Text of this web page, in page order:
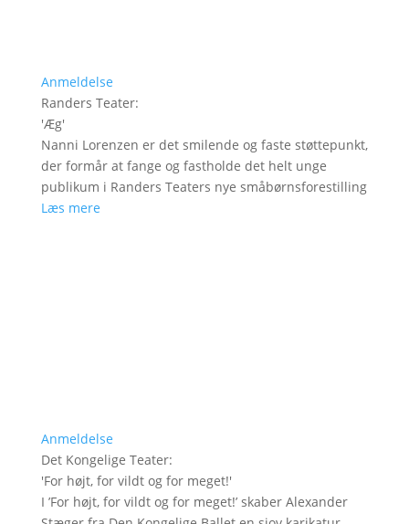
Anmeldelse
Randers Teater:
'Æg'
Nanni Lorenzen er det smilende og faste støttepunkt,
der formår at fange og fastholde det helt unge
publikum i Randers Teaters nye småbørnsforestilling
Læs mere
Anmeldelse
Det Kongelige Teater:
'For højt, for vildt og for meget!'
I ’For højt, for vildt og for meget!’ skaber Alexander